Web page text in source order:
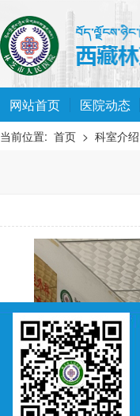
网站首页 医院动态
当前位置: 首页 > 科室介绍